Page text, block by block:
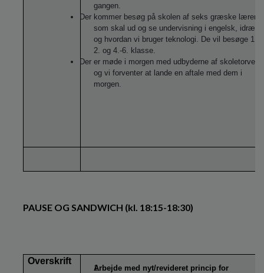
gangen.
Der kommer besøg på skolen af seks græske lærere,
som skal ud og se undervisning i engelsk, idræt
og hvordan vi bruger teknologi. De vil besøge 1.,
2. og 4.-6. klasse.
Der er møde i morgen med udbyderne af skoletorvene
og vi forventer at lande en aftale med dem i
morgen.
PAUSE OG SANDWICH (kl. 18:15-18:30)
Overskrift
Arbejde med nyt/revideret princip for